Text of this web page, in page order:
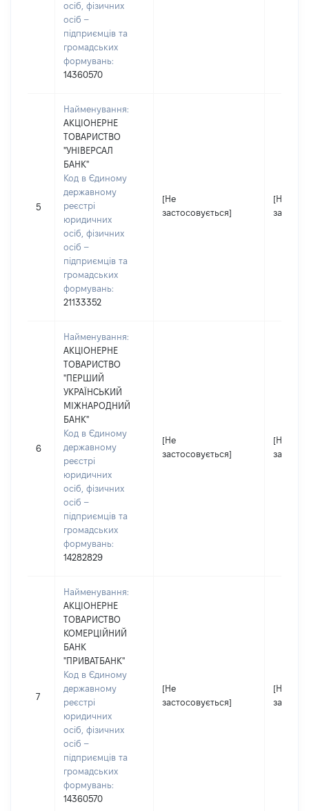
осіб, фізичних
осіб –
підприємців та
громадських
формувань:
14360570
5
Найменування:
АКЦІОНЕРНЕ
ТОВАРИСТВО
"УНІВЕРСАЛ
БАНК"
Код в Єдиному
державному
реєстрі
юридичних
осіб, фізичних
осіб –
підприємців та
громадських
формувань:
21133352
[Не
застосовується]
[Не
6
Найменування:
АКЦІОНЕРНЕ
ТОВАРИСТВО
"ПЕРШИЙ
УКРАЇНСЬКИЙ
МІЖНАРОДНИЙ
БАНК"
Код в Єдиному
державному
реєстрі
юридичних
осіб, фізичних
осіб –
підприємців та
громадських
формувань:
14282829
[Не
застосовується]
[Не
7
Найменування:
АКЦІОНЕРНЕ
ТОВАРИСТВО
КОМЕРЦІЙНИЙ
БАНК
"ПРИВАТБАНК"
Код в Єдиному
державному
реєстрі
юридичних
осіб, фізичних
осіб –
підприємців та
громадських
формувань:
14360570
[Не
застосовується]
[Не